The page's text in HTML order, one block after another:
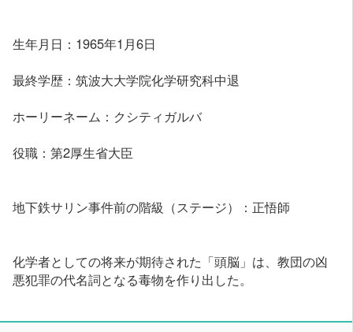
生年月日：1965年1月6日
最終学歴：筑波大大学院化学研究科中退
ホーリーネーム：クシティガルバ
役職：第2厚生省大臣
地下鉄サリン事件前の階級（ステージ）：正悟師
化学者としての将来が期待された「頭脳」は、教団の凶
悪犯罪の代名詞となる毒物を作り出した。